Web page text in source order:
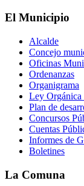
El Municipio
Alcalde
Concejo
Oficinas
Ordenanzas
Organigrama
Ley Orgánica
Plan de
Concursos
Cuentas
Informes de
Boletines
La Comuna